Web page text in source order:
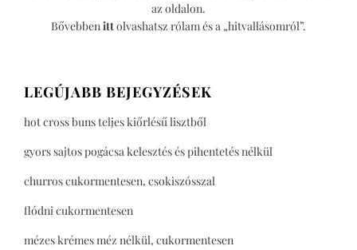
az oldalon.
Bővebbenittolvashatsz rólam és a „hitvallásomról”.
LEGÚJABB BEJEGYZÉSEK
hot cross buns teljes kiőrlésű lisztből
gyors sajtos pogácsa kelesztés és pihentetés nélkül
churros cukormentesen, csokiszósszal
flódni cukormentesen
mézes krémes méz nélkül, cukormentesen